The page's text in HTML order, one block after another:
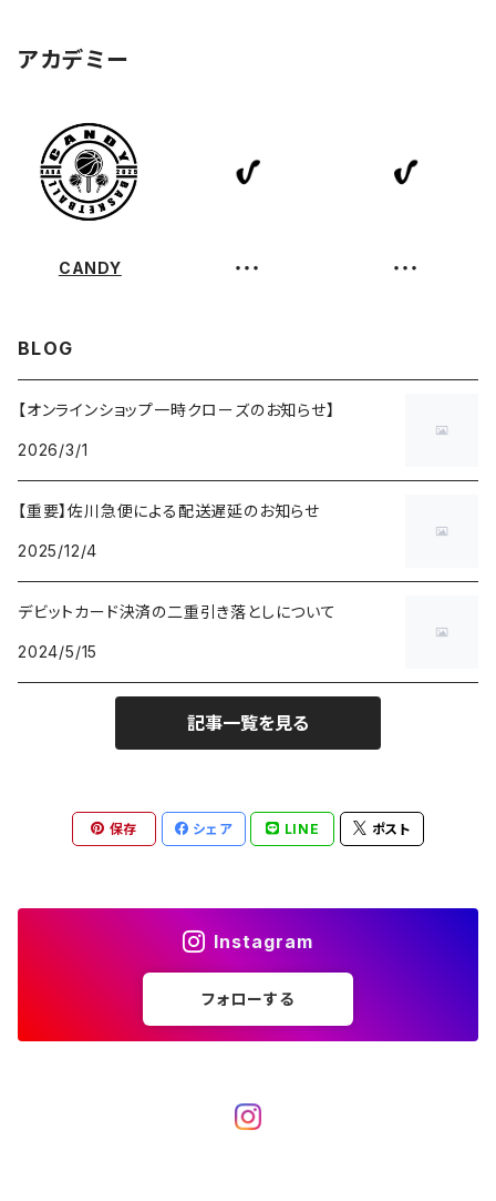
アカデミー
CANDY ・・・ ・・・
BLOG
【オンラインショップ一時クローズのお知らせ】
2026/3/1
【重要】佐川急便による配送遅延のお知らせ
2025/12/4
デビットカード決済の二重引き落としについて
2024/5/15
記事一覧を見る
保存 シェア LINE ポスト
Instagram
フォローする